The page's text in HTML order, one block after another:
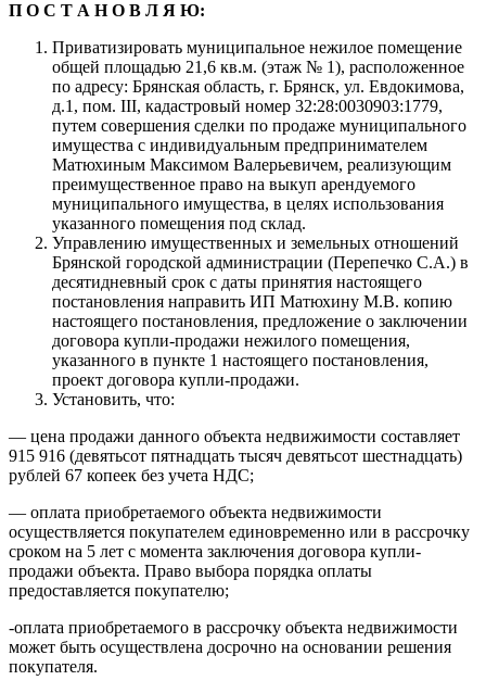
П О С Т А Н О В Л Я Ю:
Приватизировать муниципальное нежилое помещение
общей площадью 21,6 кв.м. (этаж № 1), расположенное
по адресу: Брянская область, г. Брянск, ул. Евдокимова,
д.1, пом. III, кадастровый номер 32:28:0030903:1779,
путем совершения сделки по продаже муниципального
имущества с индивидуальным предпринимателем
Матюхиным Максимом Валерьевичем, реализующим
преимущественное право на выкуп арендуемого
муниципального имущества, в целях использования
указанного помещения под склад.
Управлению имущественных и земельных отношений
Брянской городской администрации (Перепечко С.А.) в
десятидневный срок с даты принятия настоящего
постановления направить ИП Матюхину М.В. копию
настоящего постановления, предложение о заключении
договора купли-продажи нежилого помещения,
указанного в пункте 1 настоящего постановления,
проект договора купли-продажи.
Установить, что:
— цена продажи данного объекта недвижимости составляет
915 916 (девятьсот пятнадцать тысяч девятьсот шестнадцать)
рублей 67 копеек без учета НДС;
— оплата приобретаемого объекта недвижимости
осуществляется покупателем единовременно или в рассрочку
сроком на 5 лет с момента заключения договора купли-
продажи объекта. Право выбора порядка оплаты
предоставляется покупателю;
-оплата приобретаемого в рассрочку объекта недвижимости
может быть осуществлена досрочно на основании решения
покупателя.